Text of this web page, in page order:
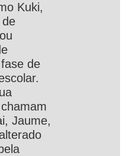
Kuki,
de
Jaume,